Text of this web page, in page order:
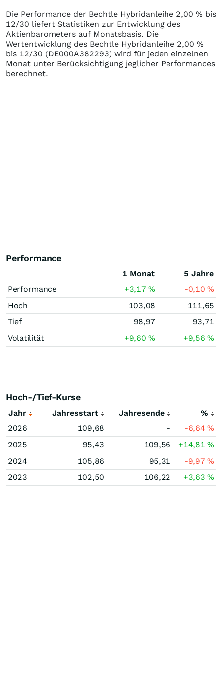
Die Performance der Bechtle Hybridanleihe 2,00 % bis
12/30 liefert Statistiken zur Entwicklung des
Aktienbarometers auf Monatsbasis. Die
Wertentwicklung des Bechtle Hybridanleihe 2,00 %
bis 12/30 (DE000A382293) wird für jeden einzelnen
Monat unter Berücksichtigung jeglicher Performances
berechnet.
Performance
1 Monat
5 Jahre
Performance
+3,17% -0,10%
Hoch
103,08
111,65
Tief
98,97
93,71
Volatilität
+9,60% +9,56%
Hoch-/Tief-Kurse
Jahr Jahresstart Jahresende
%
2026
109,68 - -6,64%
2025
95,43 109,56 +14,81%
2024
105,86 95,31 -9,97%
2023
102,50 106,22 +3,63%